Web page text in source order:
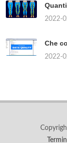
2022-
Che
2022-